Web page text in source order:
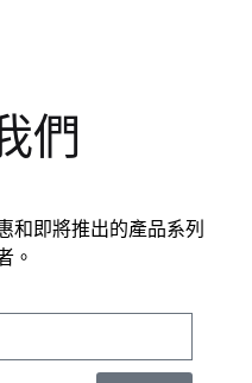
們
和即將推出的產品系列
。